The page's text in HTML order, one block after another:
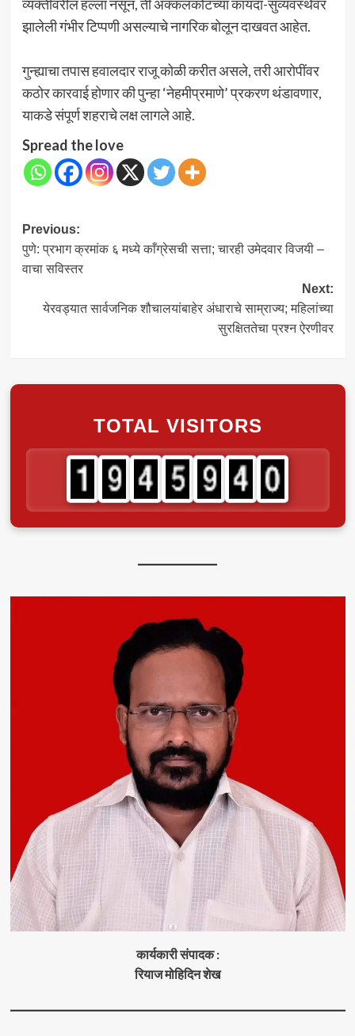
व्यक्तीवरील हल्ला नसून, ती अक्कलकोटच्या कायदा-सुव्यवस्थेवर
झालेली गंभीर टिप्पणी असल्याचे नागरिक बोलून दाखवत आहेत.
गुन्ह्याचा तपास हवालदार राजू कोळी करीत असले, तरी आरोपींवर
कठोर कारवाई होणार की पुन्हा ‘नेहमीप्रमाणे’ प्रकरण थंडावणार,
याकडे संपूर्ण शहराचे लक्ष लागले आहे.
Spread the love
Post
navigation
Previous:
पुणे: प्रभाग क्रमांक ६ मध्ये काँग्रेसची सत्ता; चारही उमेदवार विजयी –
वाचा सविस्तर
Next:
येरवड्यात सार्वजनिक शौचालयांबाहेर अंधाराचे साम्राज्य; महिलांच्या
सुरक्षिततेचा प्रश्न ऐरणीवर
TOTAL VISITORS
कार्यकारी संपादक :
रियाज मोहिदिन शेख